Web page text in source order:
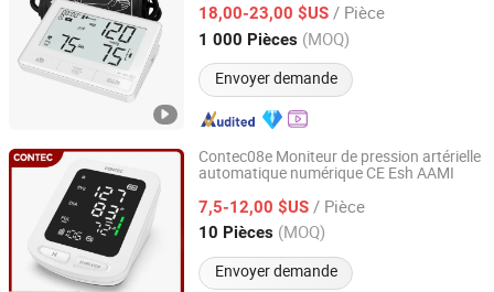
18,00-23,00 $US / Pièce
1 000 Pièces (MOQ)
Envoyer demande
Zhejiang, China Depuis 2017
Contec08e Moniteur de pression artérielle
automatique numérique CE Esh AAMI
7,5-12,00 $US / Pièce
10 Pièces (MOQ)
Envoyer demande
Contec Medical Systems Co., Ltd.
Hebei, China Depuis 2008